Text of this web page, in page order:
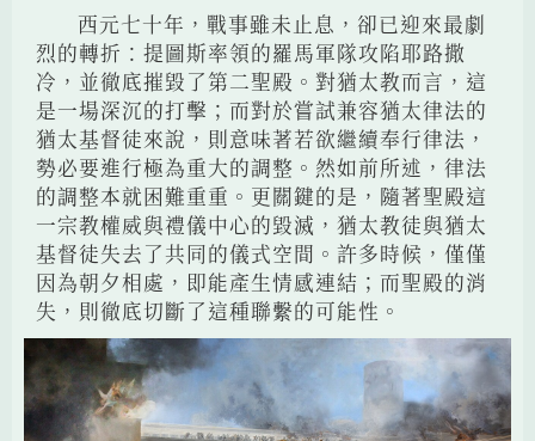
西元七十年，戰事雖未止息，卻已迎來最劇
烈的轉折：提圖斯率領的羅馬軍隊攻陷耶路撒
冷，並徹底摧毀了第二聖殿。對猶太教而言，這
是一場深沉的打擊；而對於嘗試兼容猶太律法的
猶太基督徒來說，則意味著若欲繼續奉行律法，
勢必要進行極為重大的調整。然如前所述，律法
的調整本就困難重重。更關鍵的是，隨著聖殿這
一宗教權威與禮儀中心的毀滅，猶太教徒與猶太
基督徒失去了共同的儀式空間。許多時候，僅僅
因為朝夕相處，即能產生情感連結；而聖殿的消
失，則徹底切斷了這種聯繫的可能性。